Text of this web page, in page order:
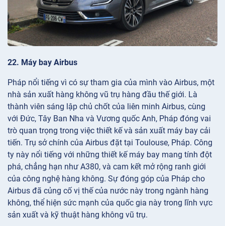
22. Máy bay Airbus
Pháp nổi tiếng vì có sự tham gia của mình vào Airbus, một
nhà sản xuất hàng không vũ trụ hàng đầu thế giới. Là
thành viên sáng lập chủ chốt của liên minh Airbus, cùng
với Đức, Tây Ban Nha và Vương quốc Anh, Pháp đóng vai
trò quan trọng trong việc thiết kế và sản xuất máy bay cải
tiến. Trụ sở chính của Airbus đặt tại Toulouse, Pháp. Công
ty này nổi tiếng với những thiết kế máy bay mang tính đột
phá, chẳng hạn như A380, và cam kết mở rộng ranh giới
của công nghệ hàng không. Sự đóng góp của Pháp cho
Airbus đã củng cố vị thế của nước này trong ngành hàng
không, thể hiện sức mạnh của quốc gia này trong lĩnh vực
sản xuất và kỹ thuật hàng không vũ trụ.